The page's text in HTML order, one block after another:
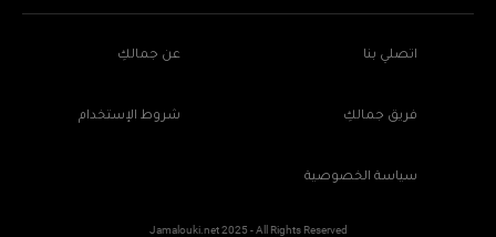
اتصلي بنا عن جمالكِ
فريق جمالكِ شروط الإستخدام
سياسة الخصوصية
Jamalouki.net 2025 - All Rights Reserved